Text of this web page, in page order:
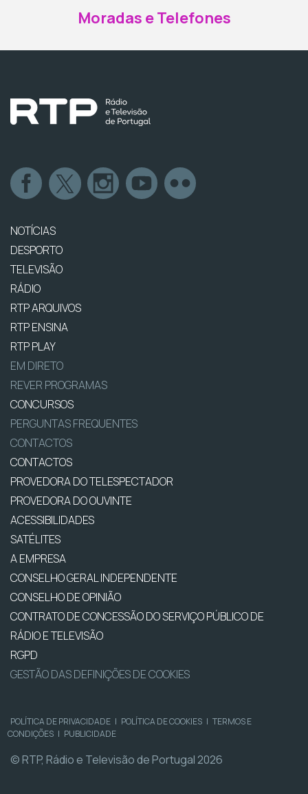
Moradas e Telefones
NOTÍCIAS
DESPORTO
TELEVISÃO
RÁDIO
RTP ARQUIVOS
RTP ENSINA
RTP PLAY
EM DIRETO
REVER PROGRAMAS
CONCURSOS
PERGUNTAS FREQUENTES
CONTACTOS
CONTACTOS
PROVEDORA DO TELESPECTADOR
PROVEDORA DO OUVINTE
ACESSIBILIDADES
SATÉLITES
A EMPRESA
CONSELHO GERAL INDEPENDENTE
CONSELHO DE OPINIÃO
CONTRATO DE CONCESSÃO DO SERVIÇO PÚBLICO DE
RÁDIO E TELEVISÃO
RGPD
GESTÃO DAS DEFINIÇÕES DE COOKIES
POLÍTICA DE PRIVACIDADE | POLÍTICA DE COOKIES | TERMOS E
CONDIÇÕES | PUBLICIDADE
© RTP, Rádio e Televisão de Portugal 2026